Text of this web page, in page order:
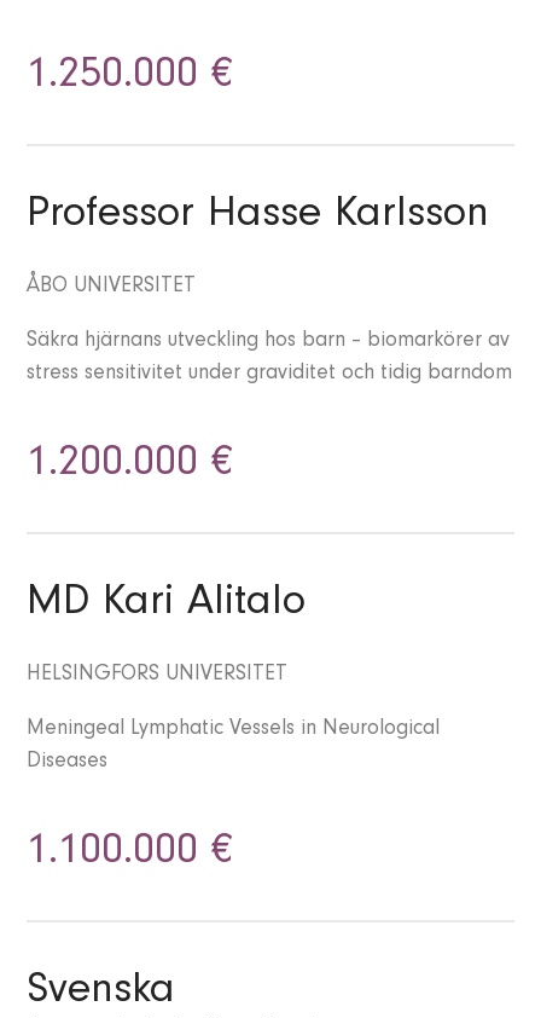
1.250.000 €
Professor Hasse Karlsson
ÅBO UNIVERSITET
Säkra hjärnans utveckling hos barn – biomarkörer av
stress sensitivitet under graviditet och tidig barndom
1.200.000 €
MD Kari Alitalo
HELSINGFORS UNIVERSITET
Meningeal Lymphatic Vessels in Neurological
Diseases
1.100.000 €
Svenska